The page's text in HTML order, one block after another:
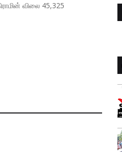
விலை 45,325